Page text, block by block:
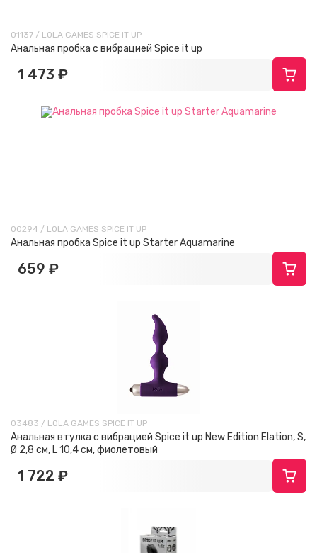
01137 / LOLA GAMES SPICE IT UP
Анальная пробка с вибрацией Spice it up
1 473 ₽
00294 / LOLA GAMES SPICE IT UP
Анальная пробка Spice it up Starter Aquamarine
659 ₽
03483 / LOLA GAMES SPICE IT UP
Анальная втулка с вибрацией Spice it up New Edition Elation, S,
Ø 2,8 см, L 10,4 см, фиолетовый
1 722 ₽